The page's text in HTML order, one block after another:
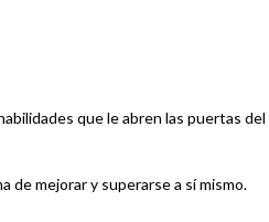
que le abren las puertas del
de mejorar y superarse a sí mismo.